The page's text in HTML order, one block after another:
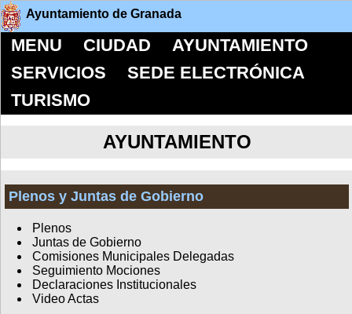
Ayuntamiento de Granada
MENU CIUDAD
AYUNTAMIENTO
SERVICIOS
SEDE ELECTRÓNICA
TURISMO
AYUNTAMIENTO
Plenos y Juntas de Gobierno
Plenos
Juntas de Gobierno
Comisiones Municipales Delegadas
Seguimiento Mociones
Declaraciones Institucionales
Video Actas